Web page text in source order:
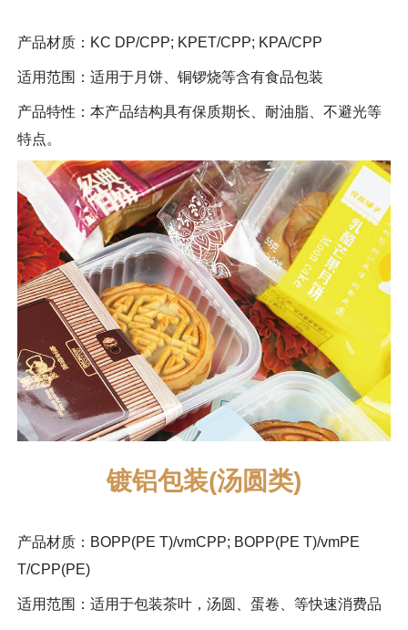
产品材质：KC DP/CPP; KPET/CPP; KPA/CPP
适用范围：适用于月饼、铜锣烧等含有食品包装
产品特性：本产品结构具有保质期长、耐油脂、不避光等
特点。
镀铝包装(汤圆类)
产品材质：BOPP(PE T)/vmCPP; BOPP(PE T)/vmPE
T/CPP(PE)
适用范围：适用于包装茶叶，汤圆、蛋卷、等快速消费品